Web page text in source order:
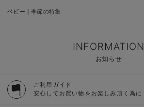
ベビー｜季節の特集
INFORMATION
お知らせ
ご利用ガイド
安心してお買い物をお楽しみ頂く為に